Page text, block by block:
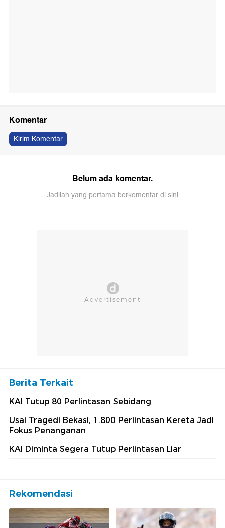
Komentar
Kirim Komentar
Belum ada komentar.
Jadilah yang pertama berkomentar di sini
Berita Terkait
KAI Tutup 80 Perlintasan Sebidang
Usai Tragedi Bekasi, 1.800 Perlintasan Kereta Jadi
Fokus Penanganan
KAI Diminta Segera Tutup Perlintasan Liar
Rekomendasi